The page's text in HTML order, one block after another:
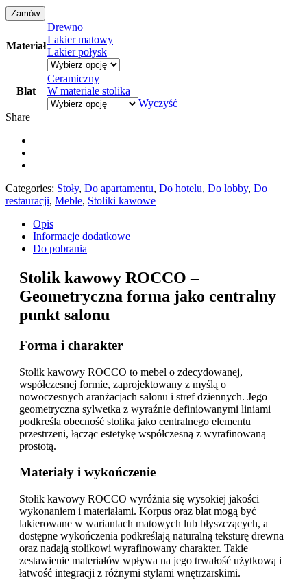
Zamów
Materiał
Drewno
Lakier matowy
Lakier połysk
Blat
Ceramiczny
W materiale stolika
Wyczyść
Share
Categories: Stoły, Do apartamentu, Do hotelu, Do lobby, Do
restauracji, Meble, Stoliki kawowe
Opis
Informacje dodatkowe
Do pobrania
Stolik kawowy ROCCO –
Geometryczna forma jako centralny
punkt salonu
Forma i charakter
Stolik kawowy ROCCO to mebel o zdecydowanej,
współczesnej formie, zaprojektowany z myślą o
nowoczesnych aranżacjach salonu i stref dziennych. Jego
geometryczna sylwetka z wyraźnie definiowanymi liniami
podkreśla obecność stolika jako centralnego elementu
przestrzeni, łącząc estetykę współczesną z wyrafinowaną
prostotą.
Materiały i wykończenie
Stolik kawowy ROCCO wyróżnia się wysokiej jakości
wykonaniem i materiałami. Korpus oraz blat mogą być
lakierowane w wariantach matowych lub błyszczących, a
dostępne wykończenia podkreślają naturalną teksturę drewna
oraz nadają stolikowi wyrafinowany charakter. Takie
zestawienie materiałów wpływa na jego trwałość użytkową i
łatwość integracji z różnymi stylami wnętrzarskimi.